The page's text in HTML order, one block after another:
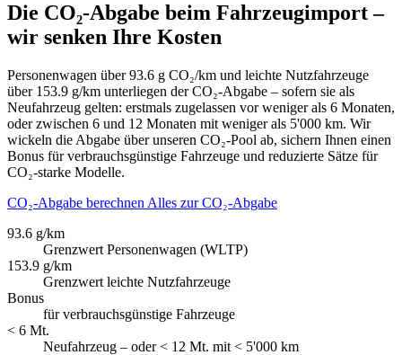
Die CO₂-Abgabe beim Fahrzeugimport –
wir senken Ihre Kosten
Personenwagen über 93.6 g CO₂/km und leichte Nutzfahrzeuge
über 153.9 g/km unterliegen der CO₂-Abgabe – sofern sie als
Neufahrzeug gelten: erstmals zugelassen vor weniger als 6 Monaten,
oder zwischen 6 und 12 Monaten mit weniger als 5'000 km. Wir
wickeln die Abgabe über unseren CO₂-Pool ab, sichern Ihnen einen
Bonus für verbrauchsgünstige Fahrzeuge und reduzierte Sätze für
CO₂-starke Modelle.
CO₂-Abgabe berechnen Alles zur CO₂-Abgabe
93.6 g/km
Grenzwert Personenwagen (WLTP)
153.9 g/km
Grenzwert leichte Nutzfahrzeuge
Bonus
für verbrauchsgünstige Fahrzeuge
< 6 Mt.
Neufahrzeug – oder < 12 Mt. mit < 5'000 km